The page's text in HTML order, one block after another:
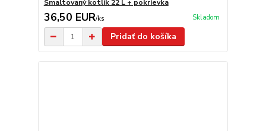
Smaltovaný kotlík 22 L + pokrievka
36,50 EUR/ks Skladom
Pridať do košíka